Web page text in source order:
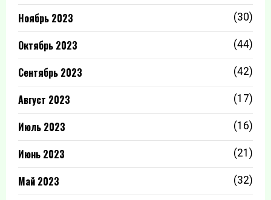
Ноябрь 2023 (30)
Октябрь 2023 (44)
Сентябрь 2023 (42)
Август 2023 (17)
Июль 2023 (16)
Июнь 2023 (21)
Май 2023 (32)